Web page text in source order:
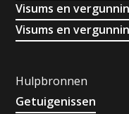
Visums en
Visums en
Hulpbronnen
Getuigenissen